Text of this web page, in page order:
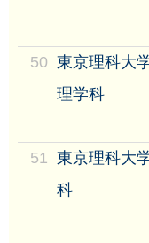
50 東京理科大
理学科
51
東京理科大
科